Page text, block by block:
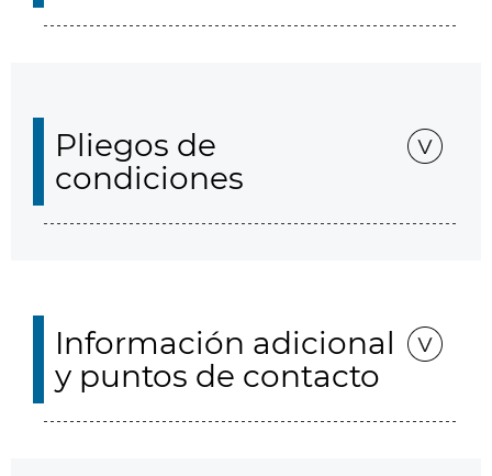
Pliegos de
condiciones
Información adicional
y puntos de contacto